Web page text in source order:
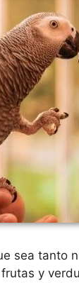
sea tanto
y